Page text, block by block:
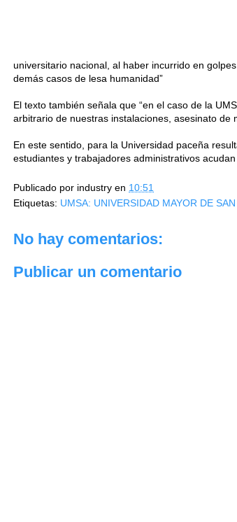
universitario nacional, al haber incurrido en
demás casos de lesa humanidad”
El texto también señala que “en el caso de la
arbitrario de nuestras instalaciones, asesinato
En este sentido, para la Universidad paceña
estudiantes y trabajadores administrativos
Publicado por industry en 10:51
Etiquetas: UMSA: UNIVERSIDAD MAYOR DE
No hay comentarios:
Publicar un comentario